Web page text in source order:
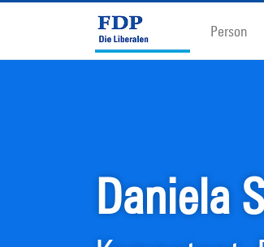
Person
Daniela